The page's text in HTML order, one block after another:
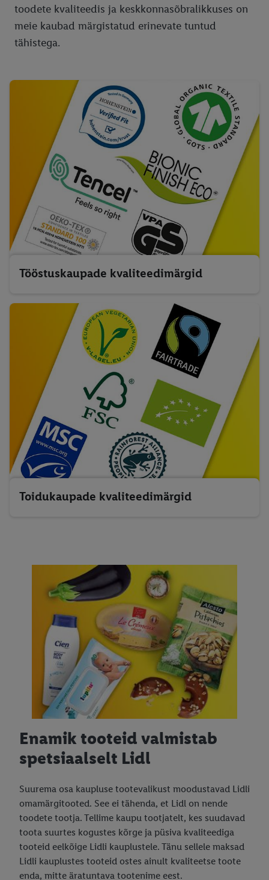
Laadimispunktide privaatsuspoliitika
Toodete tagastamine
Juriidiline teave ja andmekaitse
Eetikakoodeks
Ligipääsetavus
Privaatsuspoliitika
Uudiste privaatsuspoliitika
Sotsiaalmeedia privaatsuspoliitika
Rikkumisest teatamine
Klienditeeninduse kogemusuuring
Juriidilistele isikutele kinkekaartide tellimise tingimused
toodete kvaliteedis ja keskkonnasõbralikkuses on
meie kaubad märgistatud erinevate tuntud
tähistega.
Tööstuskaupade kvaliteedimärgid
Toidukaupade kvaliteedimärgid
Enamik tooteid valmistab
spetsiaalselt Lidl
Suurema osa kaupluse tootevalikust moodustavad Lidli
omamärgitooted. See ei tähenda, et Lidl on nende
toodete tootja. Tellime kaupu tootjatelt, kes suudavad
toota suurtes kogustes kõrge ja püsiva kvaliteediga
tooteid eelkõige Lidli kauplustele. Tänu sellele maksad
Lidli kauplustes tooteid ostes ainult kvaliteetse toote
enda, mitte äratuntava tootenime eest.